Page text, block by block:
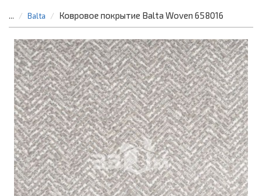
... Balta Ковровое покрытие Balta Woven 658016